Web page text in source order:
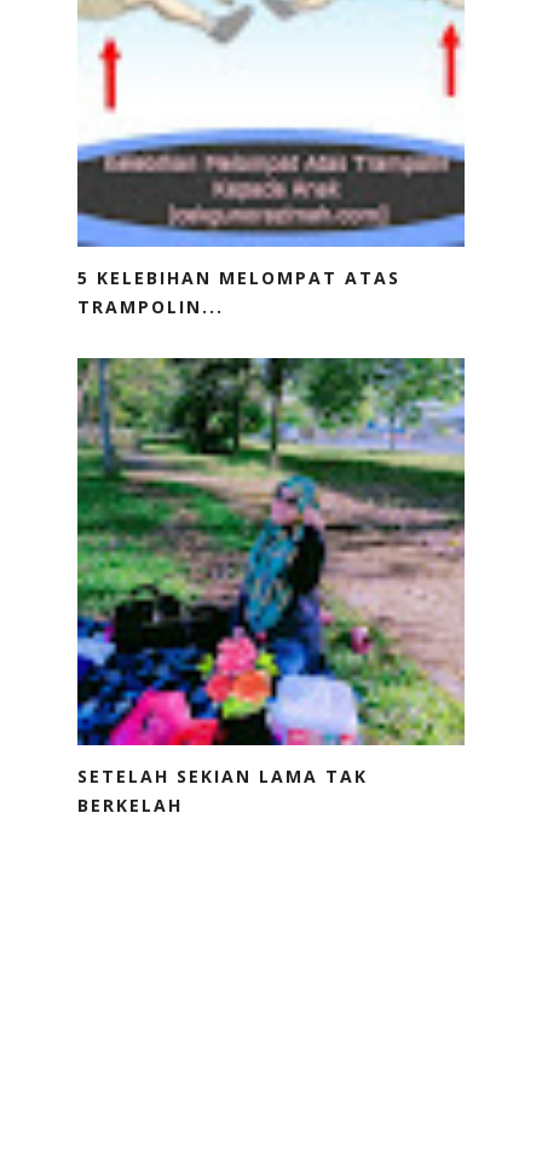
5 KELEBIHAN MELOMPAT ATAS
TRAMPOLIN...
SETELAH SEKIAN LAMA TAK
BERKELAH